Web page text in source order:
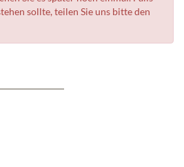
sollte, teilen Sie uns bitte den